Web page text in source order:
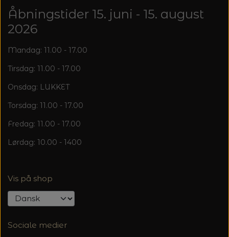
Åbningstider 15. juni - 15. august
2026
Mandag: 11.00 - 17.00
Tirsdag: 11.00 - 17.00
Onsdag: LUKKET
Torsdag: 11.00 - 17.00
Fredag: 11.00 - 17.00
Lørdag: 10.00 - 1400
Vis på shop
Sociale medier